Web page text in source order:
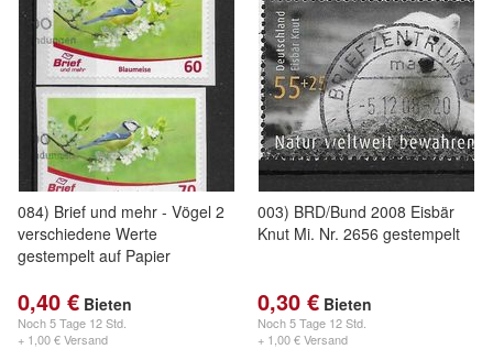
084) Brief und mehr - Vögel 2
verschiedene Werte
gestempelt auf Papier
0,40 € Bieten
Noch5 Tage 12 Std.
+ 1,00 € Versand
003) BRD/Bund 2008 Eisbär
Knut Mi. Nr. 2656 gestempelt
0,30 € Bieten
Noch5 Tage 12 Std.
+ 1,00 € Versand